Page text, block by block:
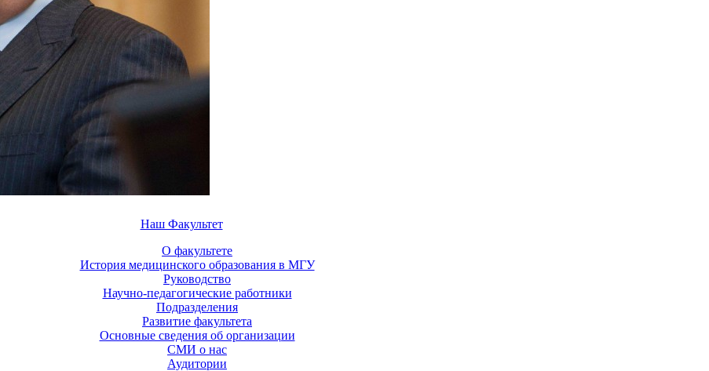
Наш Факультет
О факультете
История медицинского образования в МГУ
Руководство
Научно-педагогические работники
Подразделения
Развитие факультета
Основные сведения об организации
СМИ о нас
Аудитории